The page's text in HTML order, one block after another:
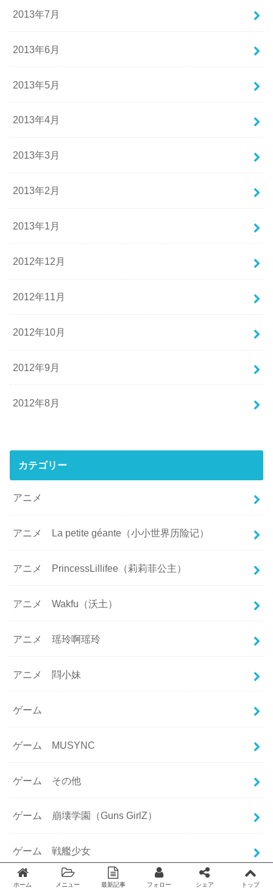
2013年7月
2013年6月
2013年5月
2013年4月
2013年3月
2013年2月
2013年1月
2012年12月
2012年11月
2012年10月
2012年9月
2012年8月
カテゴリー
アニメ
アニメ La petite géante（小小世界历险记）
アニメ PrincessLillifee（莉莉菲公主）
アニメ Wakfu（沃土）
アニメ 瑶玲啊瑶玲
アニメ 閰小妹
ゲーム
ゲーム MUSYNC
ゲーム その他
ゲーム 崩壊学園（Guns GirlZ）
ゲーム 戦艦少女
ゲーム 東方幕華祭
ホーム メニュー 最新記事 フォロー シェア トップ
Twitter facebook